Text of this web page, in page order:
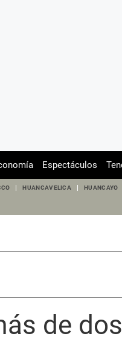
Espectáculos
HUANCAVELICA HUANCAYO
de